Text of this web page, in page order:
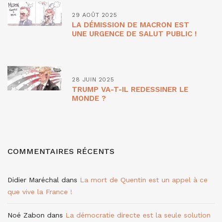
29 AOÛT 2025
LA DÉMISSION DE MACRON EST
UNE URGENCE DE SALUT PUBLIC !
28 JUIN 2025
TRUMP VA-T-IL REDESSINER LE
MONDE ?
COMMENTAIRES RÉCENTS
Didier Maréchal dans La mort de Quentin est un appel à ce
que vive la France !
Noé Zabon dans La démocratie directe est la seule solution